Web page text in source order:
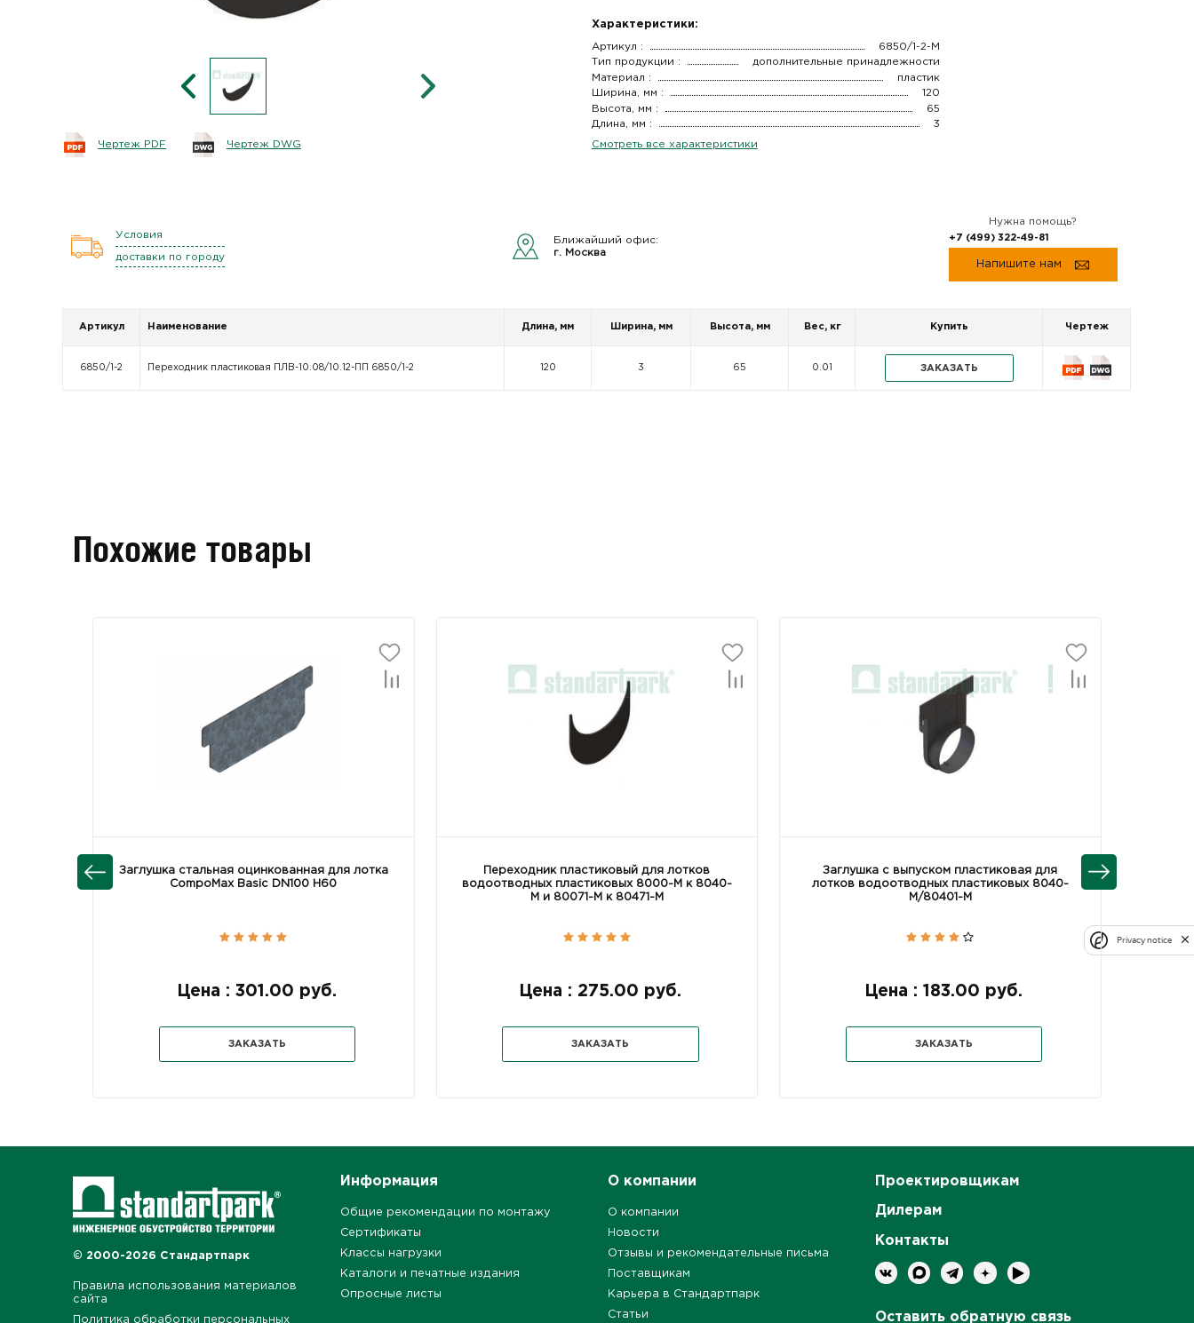
Чертеж PDF Чертеж DWG
Характеристики:
Артикул :
6850/1-2-M
Тип продукции :
дополнительные принадлежности
Материал :
пластик
Ширина, мм :
120
Высота, мм :
65
Длина, мм :
3
Смотреть все характеристики
Условия
доставки по городу
Ближайший офис:
г. Москва
Нужна помощь?
+7 (499) 322-49-81
Напишите нам
Артикул Наименование Длина, мм Ширина, мм Высота, мм Вес, кг Купить Чертеж
6850/1-2 Переходник пластиковая ПЛВ-10.08/10.12-ПП 6850/1-2 120 3 65 0.01 ЗАКАЗАТЬ
Похожие товары
Заглушка стальная оцинкованная для лотка
CompoMax Basic DN100 Н60
Цена : 301.00 руб.
ЗАКАЗАТЬ
Переходник пластиковый для лотков
водоотводных пластиковых 8000-М к 8040-
М и 80071-М к 80471-М
Цена : 275.00 руб.
ЗАКАЗАТЬ
Заглушка с выпуском пластиковая для
лотков водоотводных пластиковых 8040-
М/80401-М
Цена : 183.00 руб.
ЗАКАЗАТЬ
© 2000-2026 Стандартпарк
Правила использования материалов
сайта
Политика обработки персональных
Информация
Общие рекомендации по монтажу
Сертификаты
Классы нагрузки
Каталоги и печатные издания
Опросные листы
О компании
О компании
Новости
Отзывы и рекомендательные письма
Поставщикам
Карьера в Стандартпарк
Статьи
Проектировщикам
Дилерам
Контакты
Оставить обратную связь
Privacy notice